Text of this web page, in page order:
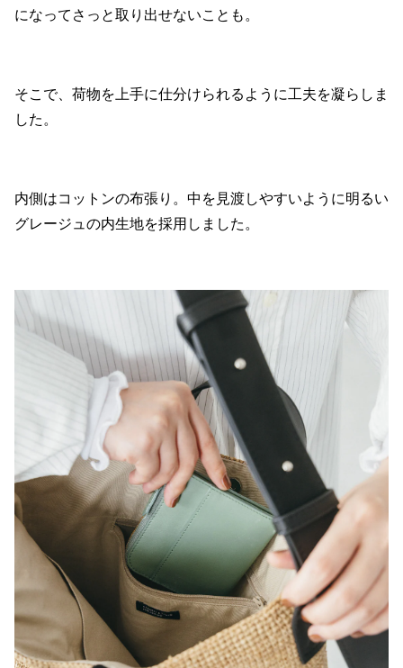
になってさっと取り出せないことも。
そこで、荷物を上手に仕分けられるように工夫を凝らしま
した。
内側はコットンの布張り。中を見渡しやすいように明るい
グレージュの内生地を採用しました。